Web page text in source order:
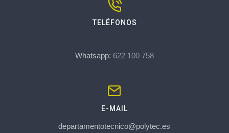
TELÉFONOS
Whatsapp: 622 100 758
E-MAIL
departamentotecnico@polytec.es